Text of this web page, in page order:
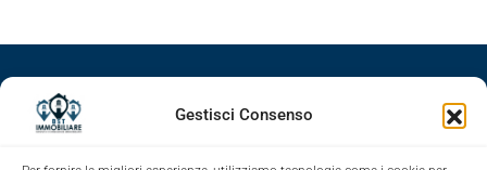
Gestisci Consenso